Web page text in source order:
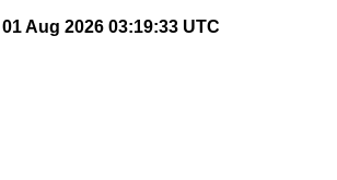
Aug 2026 03:19:33 UTC